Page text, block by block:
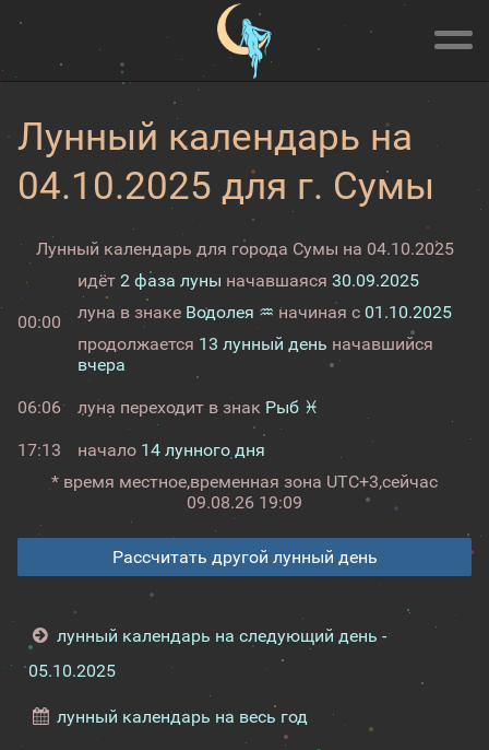
Лунный календарь на
04.10.2025 для г. Сумы
Лунный календарь для города Сумы на 04.10.2025
00:00
идёт 2 фаза луны начавшаяся 30.09.2025
луна в знаке Водолея ♒ начиная с 01.10.2025
продолжается 13 лунный день начавшийся
вчера
06:06 луна переходит в знак Рыб ♓
17:13 начало 14 лунного дня
* время местное,временная зона UTC+3,сейчас
09.08.26 19:09
Рассчитать другой лунный день
лунный календарь на следующий день -
05.10.2025
лунный календарь на весь год